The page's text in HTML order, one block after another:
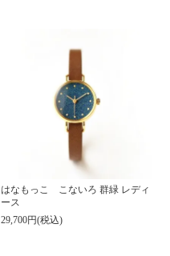
はなもっこ こないろ 群緑 レディ
ース
29,700円(税込)